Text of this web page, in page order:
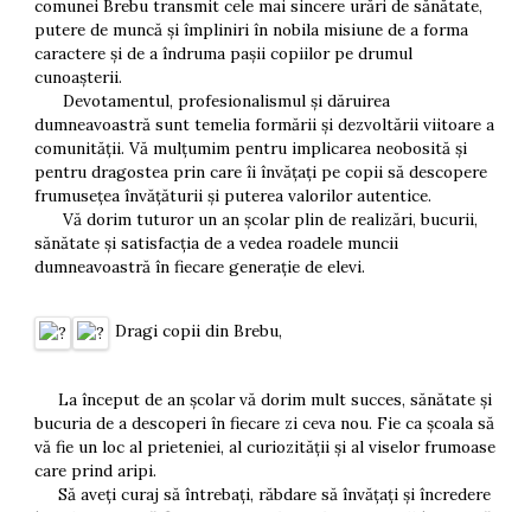
comunei Brebu transmit cele mai sincere urări de sănătate,
putere de muncă și împliniri în nobila misiune de a forma
caractere și de a îndruma pașii copiilor pe drumul
cunoașterii.
Devotamentul, profesionalismul și dăruirea
dumneavoastră sunt temelia formării și dezvoltării viitoare a
comunității. Vă mulțumim pentru implicarea neobosită și
pentru dragostea prin care îi învățați pe copii să descopere
frumusețea învățăturii și puterea valorilor autentice.
Vă dorim tuturor un an școlar plin de realizări, bucurii,
sănătate și satisfacția de a vedea roadele muncii
dumneavoastră în fiecare generație de elevi.
Dragi copii din Brebu,
La început de an școlar vă dorim mult succes, sănătate și
bucuria de a descoperi în fiecare zi ceva nou. Fie ca școala să
vă fie un loc al prieteniei, al curiozității și al viselor frumoase
care prind aripi.
Să aveți curaj să întrebați, răbdare să învățați și încredere